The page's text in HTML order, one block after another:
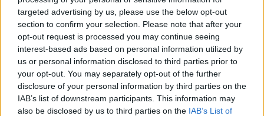
targeted advertising by us, please use the below opt-out
section to confirm your selection. Please note that after your
opt-out request is processed you may continue seeing
interest-based ads based on personal information utilized by
us or personal information disclosed to third parties prior to
your opt-out. You may separately opt-out of the further
disclosure of your personal information by third parties on the
IAB’s list of downstream participants. This information may
also be disclosed by us to third parties on the IAB’s List of